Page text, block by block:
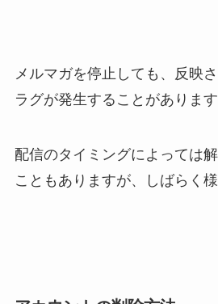
メルマガを停止しても、反映
ラグが発生することがあります
配信のタイミングによっては
こともありますが、しばらく